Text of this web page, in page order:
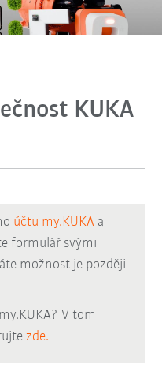
KUKA
účtu my.KUKA a
formulář svými
možnost je později
V tom
zde.